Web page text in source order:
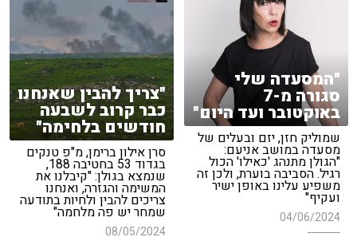
"המסעדה שלי
סגורה מ-7
באוקטובר ועד היום"
שמוליק חזן, יזם ובעלים של
מסעדה במושב אניעם:
"הגולן מתנהג 'כאילו' הכול
רגיל. הסביבה בוערת, ולכן זה
משפיע עלינו באופן ישיר
ועקיף"
04/06/2024
"צריך להבין שאנחנו
כבר קרוב לשבעה
חודשים בלחימה"
סרן אילון ברימן, מ"פ טנקים
בגדוד 53 בחטיבה 188,
שנמצא בגולן: "קיבלנו את
המשימה והגזרה, ואנחנו
צריכים להבין ולחיות בתודעה
שמחר יש פה מלחמה"
08/05/2024